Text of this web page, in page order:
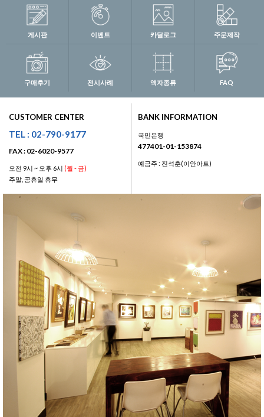
게시판 이벤트 카달로그 주문제작
구매후기 전시사례 액자종류 FAQ
CUSTOMER CENTER
TEL : 02-790-9177
FAX : 02-6020-9577
오전 9시 ~ 오후 6시 (월 - 금)
주말, 공휴일 휴무
BANK INFORMATION
국민은행
477401-01-153874
예금주 : 진석훈(이안아트)